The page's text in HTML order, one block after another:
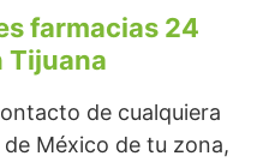
farmacias 24
Tijuana
de cualquiera
México de tu zona,